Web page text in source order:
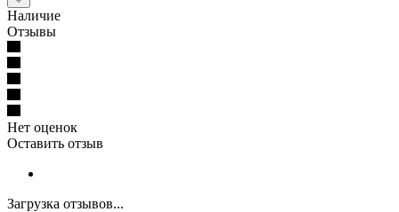
Наличие
Отзывы
Нет оценок
Оставить отзыв
Загрузка отзывов...